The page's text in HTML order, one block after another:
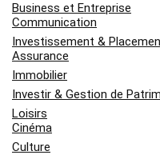
Business et Entreprise
Communication
Investissement &
Assurance
Immobilier
Investir & Gestion de
Loisirs
Cinéma
Culture